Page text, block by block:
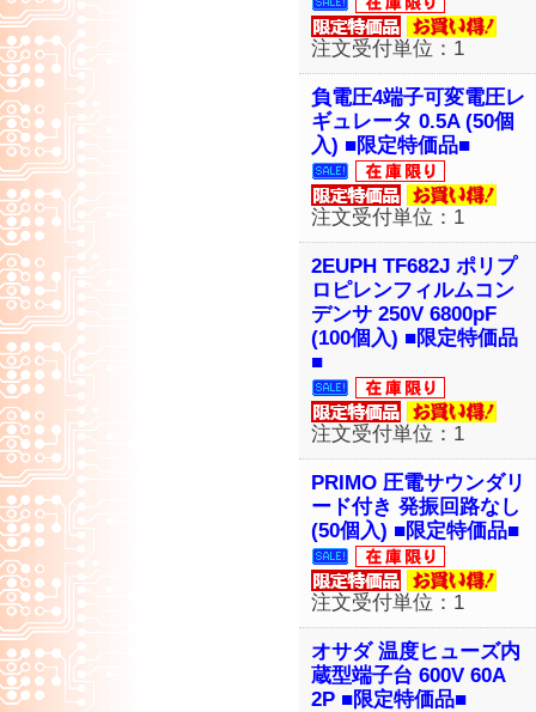
注文受付単位：1
負電圧4端子可変電圧レ
ギュレータ 0.5A (50個
入) ■限定特価品■
注文受付単位：1
2EUPH TF682J ポリプ
ロピレンフィルムコン
デンサ 250V 6800pF
(100個入) ■限定特価品
■
注文受付単位：1
PRIMO 圧電サウンダリ
ード付き 発振回路なし
(50個入) ■限定特価品■
注文受付単位：1
オサダ 温度ヒューズ内
蔵型端子台 600V 60A
2P ■限定特価品■